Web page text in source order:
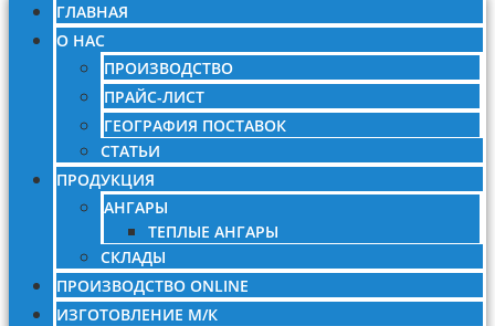
ГЛАВНАЯ
О НАС
ПРОИЗВОДСТВО
ПРАЙС-ЛИСТ
ГЕОГРАФИЯ ПОСТАВОК
СТАТЬИ
ПРОДУКЦИЯ
АНГАРЫ
ТЕПЛЫЕ АНГАРЫ
СКЛАДЫ
ПРОИЗВОДСТВО ONLINE
ИЗГОТОВЛЕНИЕ М/К